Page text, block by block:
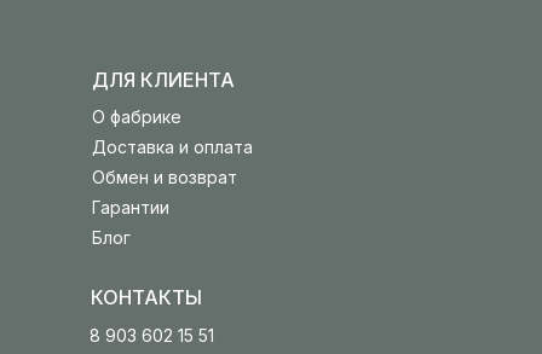
Блог
Гарантии
Обмен и возврат
Доставка и оплата
О фабрике
ДЛЯ КЛИЕНТА
КОНТАКТЫ
8 903 602 15 51